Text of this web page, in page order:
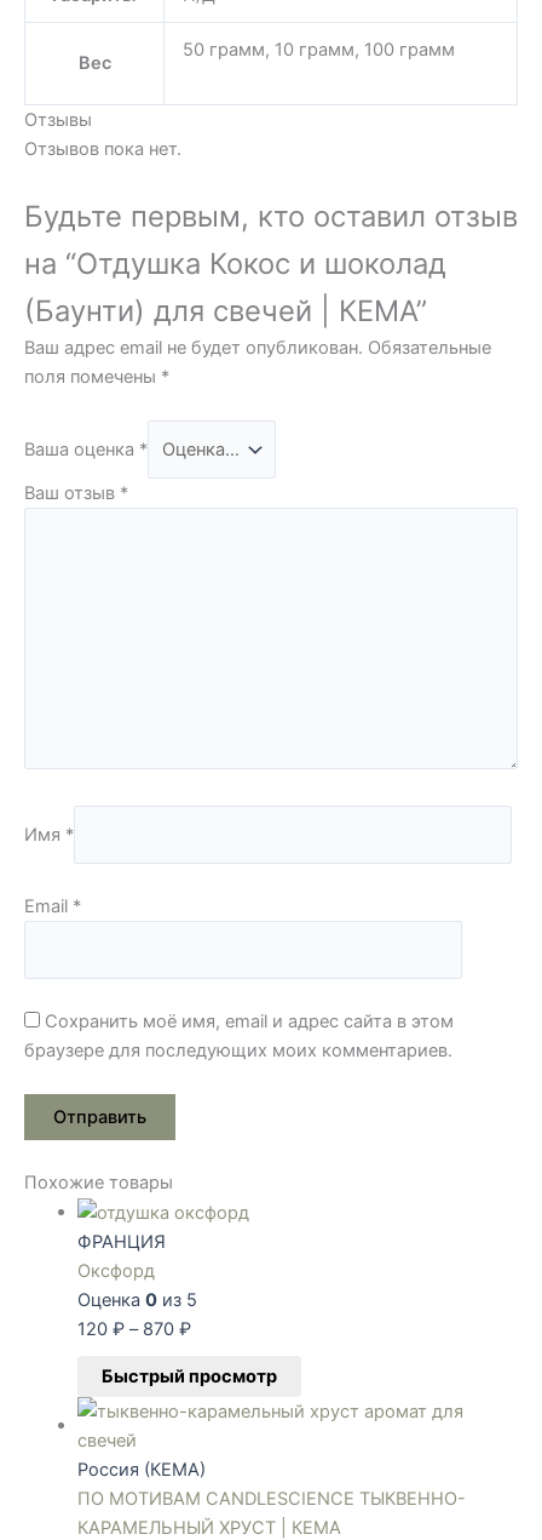
Вес
50 грамм, 10 грамм, 100 грамм
Отзывы
Отзывов пока нет.
Будьте первым, кто оставил отзыв
на “Отдушка Кокос и шоколад
(Баунти) для свечей | КЕМА”
Ваш адрес email не будет опубликован. Обязательные
поля помечены *
Ваша оценка *
Ваш отзыв *
Имя *
Email *
Сохранить моё имя, email и адрес сайта в этом
браузере для последующих моих комментариев.
Похожие товары
ФРАНЦИЯ
Оксфорд
Оценка 0из 5
120 ₽ – 870 ₽
Быстрый просмотр
Россия (КЕМА)
ПО МОТИВАМ CANDLESCIENCE ТЫКВЕННО-
КАРАМЕЛЬНЫЙ ХРУСТ | КЕМА